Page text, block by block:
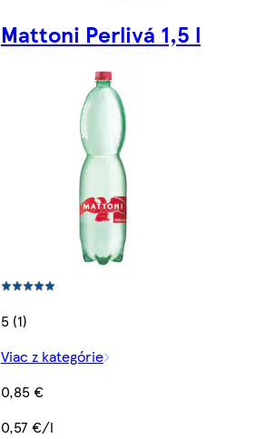
Mattoni Perlivá 1,5 l
5 (1)
Viac z kategórie
0,85 €
0,57 €/l